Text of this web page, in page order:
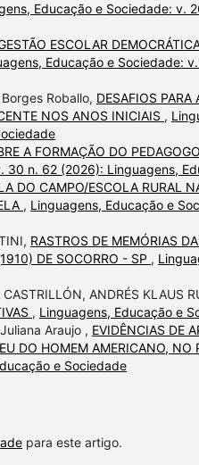
Educação e Sociedade: v.
ESCOLAR
Educação e Sociedade:
Roballo, DESAFIOS PARA
NOS ANOS INICIAIS ,
A FORMAÇÃO DO
30 n. 62 (2026): Linguagens,
DO CAMPO/ESCOLA RURAL
, Linguagens, Educação e
RASTROS DE MEMÓRIAS
DE SOCORRO - SP ,
ANDRÉS KLAUS
, Linguagens, Educação e
Araujo , EVIDÊNCIAS DE
DO HOMEM AMERICANO, NO
e Sociedade
para este artigo.